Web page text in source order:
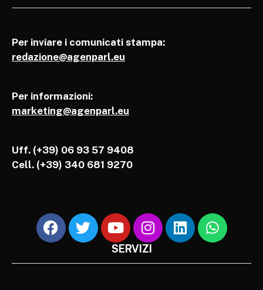
Per inviare i comunicati stampa:
redazione@agenparl.eu
Per informazioni:
marketing@agenparl.eu
Uff. (+39) 06 93 57 9408
Cell. (+39) 340 681 9270
SERVIZI